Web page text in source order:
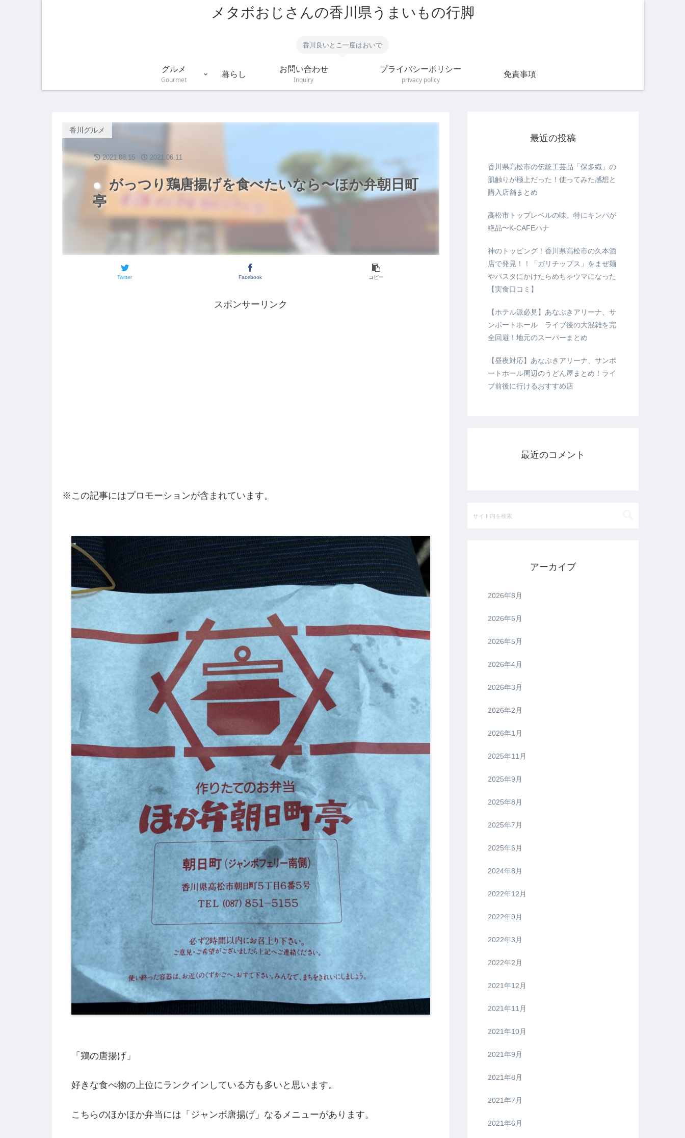
メタボおじさんの香川県うまいもの行脚
香川良いとこ一度はおいで
グルメ
Gourmet
暮らし
お問い合わせ
Inquiry
プライバシーポリシー
privacy policy
免責事項
がっつり鶏唐揚げを食べたいなら〜ほか弁朝日町
亭
香川グルメ
Twitter Facebook コピー
2021.08.15 2021.06.11
スポンサーリンク
※この記事にはプロモーションが含まれています。
「鶏の唐揚げ」
好きな食べ物の上位にランクインしている方も多いと思います。
こちらのほかほか弁当には「ジャンボ唐揚げ」なるメニューがあります。
最近の投稿
香川県高松市の伝統工芸品「保多織」の
肌触りが極上だった！使ってみた感想と
購入店舗まとめ
高松市トップレベルの味。特にキンパが
絶品〜K-CAFEハナ
神のトッピング！香川県高松市の久本酒
店で発見！！「ガリチップス」をまぜ麺
やパスタにかけたらめちゃウマになった
【実食口コミ】
【ホテル派必見】あなぶきアリーナ、サ
ンポートホール ライブ後の大混雑を完
全回避！地元のスーパーまとめ
【昼夜対応】あなぶきアリーナ、サンポ
ートホール周辺のうどん屋まとめ！ライ
ブ前後に行けるおすすめ店
最近のコメント
アーカイブ
2026年8月
2026年6月
2026年5月
2026年4月
2026年3月
2026年2月
2026年1月
2025年11月
2025年9月
2025年8月
2025年7月
2025年6月
2024年8月
2022年12月
2022年9月
2022年3月
2022年2月
2021年12月
2021年11月
2021年10月
2021年9月
2021年8月
2021年7月
2021年6月